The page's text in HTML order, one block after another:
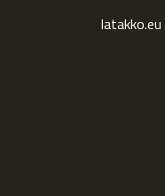
latakko.eu